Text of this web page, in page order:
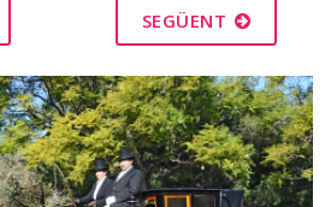
SEGÜENT